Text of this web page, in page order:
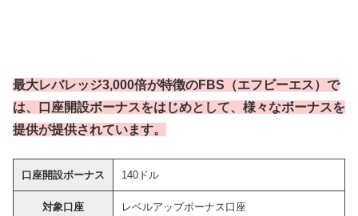
最大レバレッジ3,000倍が特徴のFBS（エフビーエス）で
は、口座開設ボーナスをはじめとして、様々なボーナスを
提供が提供されています。
口座開設ボーナス 140ドル
対象口座 レベルアップボーナス口座